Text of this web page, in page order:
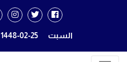
السبت 1448-02-25